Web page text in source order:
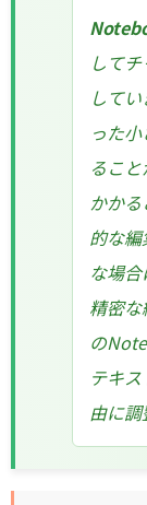
して
して
った
るこ
かか
的な
な場
精密
の
テキ
由に調